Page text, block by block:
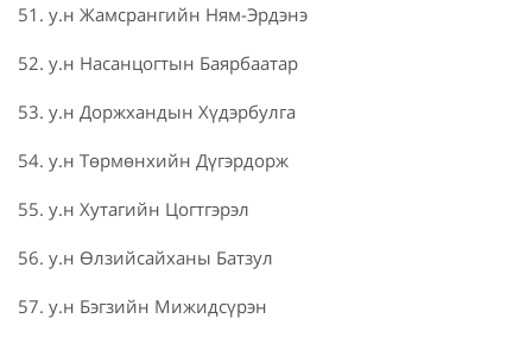
51. у.н Жамсрангийн Ням-Эрдэнэ
52. у.н Насанцогтын Баярбаатар
53. у.н Доржхандын Хүдэрбулга
54. у.н Төрмөнхийн Дүгэрдорж
55. у.н Хутагийн Цогтгэрэл
56. у.н Өлзийсайханы Батзул
57. у.н Бэгзийн Мижидсүрэн